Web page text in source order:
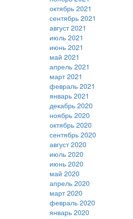
октябрь 2021
сентябрь 2021
август 2021
июль 2021
июнь 2021
май 2021
апрель 2021
март 2021
февраль 2021
январь 2021
декабрь 2020
ноябрь 2020
октябрь 2020
сентябрь 2020
август 2020
июль 2020
июнь 2020
май 2020
апрель 2020
март 2020
февраль 2020
январь 2020